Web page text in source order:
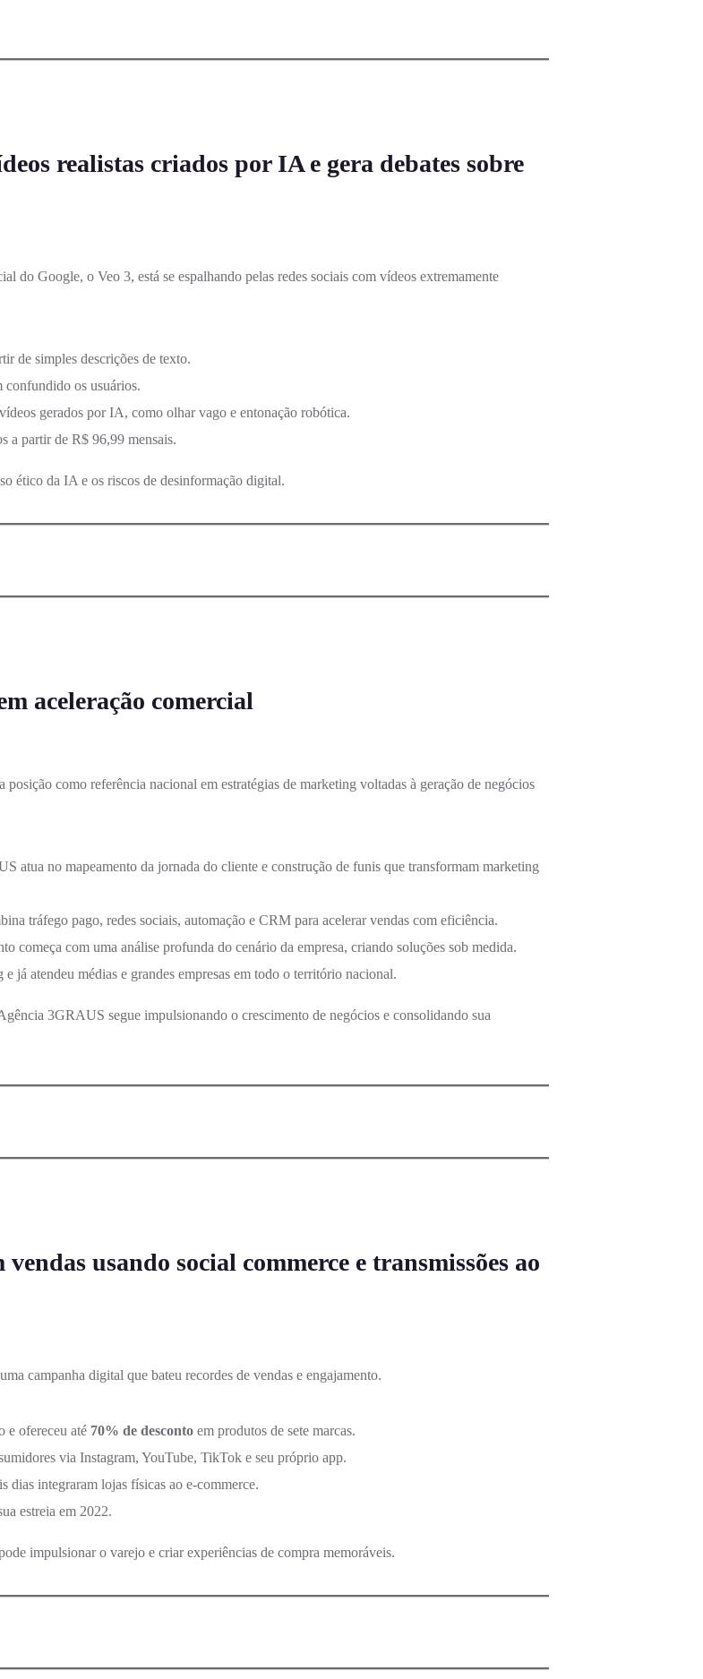
realistas criados por IA e gera debates sobre
do Google, o Veo 3, está se espalhando pelas redes sociais com vídeos extremamente
de simples descrições de texto.
confundido os usuários.
gerados por IA, como olhar vago e entonação robótica.
a partir de R$ 96,99 mensais.
ético da IA e os riscos de desinformação digital.
aceleração comercial
como referência nacional em estratégias de marketing voltadas à geração de negócios
atua no mapeamento da jornada do cliente e construção de funis que transformam marketing
tráfego pago, redes sociais, automação e CRM para acelerar vendas com eficiência.
começa com uma análise profunda do cenário da empresa, criando soluções sob medida.
já atendeu médias e grandes empresas em todo o território nacional.
3GRAUS segue impulsionando o crescimento de negócios e consolidando sua
usando social commerce e transmissões ao
campanha digital que bateu recordes de vendas e engajamento.
e ofereceu até 70% de desconto em produtos de sete marcas.
via Instagram, YouTube, TikTok e seu próprio app.
dias integraram lojas físicas ao e-commerce.
estreia em 2022.
impulsionar o varejo e criar experiências de compra memoráveis.